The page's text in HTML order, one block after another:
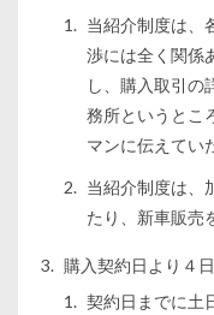
当紹介制度は、
渉には全く関係
し、購入取引の
務所というとこ
マンに伝えてい
当紹介制度は、
たり、新車販売
購入契約日より４
契約日までに土